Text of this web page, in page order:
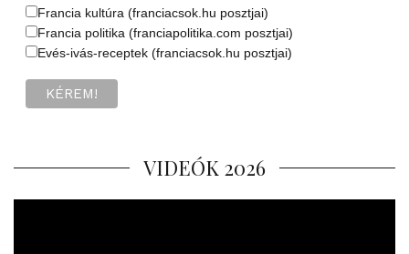
Francia kultúra (franciacsok.hu posztjai)
Francia politika (franciapolitika.com posztjai)
Evés-ivás-receptek (franciacsok.hu posztjai)
VIDEÓK 2026